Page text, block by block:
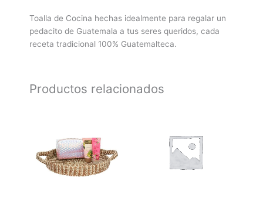
Toalla de Cocina hechas idealmente para regalar un
pedacito de Guatemala a tus seres queridos, cada
receta tradicional 100% Guatemalteca.
Productos relacionados